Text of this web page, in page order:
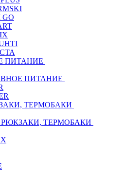
GO
ПИТАНИЕ
ПИТАНИЕ
ТЕРМОБАКИ
ТЕРМОБАКИ